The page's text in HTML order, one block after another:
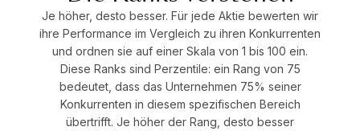
Je höher, desto besser. Für jede Aktie bewerten wir
ihre Performance im Vergleich zu ihren Konkurrenten
und ordnen sie auf einer Skala von 1 bis 100 ein.
Diese Ranks sind Perzentile: ein Rang von 75
bedeutet, dass das Unternehmen 75% seiner
Konkurrenten in diesem spezifischen Bereich
übertrifft. Je höher der Rang, desto besser